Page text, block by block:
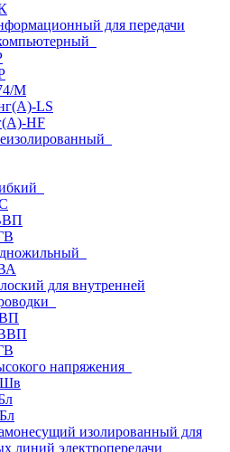
для передачи
М
LS
HF
для внутренней
напряжения
изолированный для
линий электропередачи